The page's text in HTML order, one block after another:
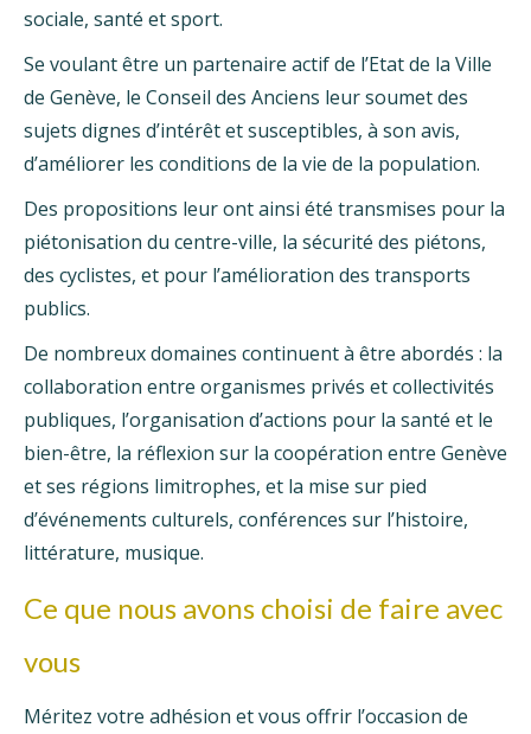
sociale, santé et sport.
Se voulant être un partenaire actif de l’Etat de la Ville
de Genève, le Conseil des Anciens leur soumet des
sujets dignes d’intérêt et susceptibles, à son avis,
d’améliorer les conditions de la vie de la population.
Des propositions leur ont ainsi été transmises pour la
piétonisation du centre-ville, la sécurité des piétons,
des cyclistes, et pour l’amélioration des transports
publics.
De nombreux domaines continuent à être abordés : la
collaboration entre organismes privés et collectivités
publiques, l’organisation d’actions pour la santé et le
bien-être, la réflexion sur la coopération entre Genève
et ses régions limitrophes, et la mise sur pied
d’événements culturels, conférences sur l’histoire,
littérature, musique.
Ce que nous avons choisi de faire avec
vous
Méritez votre adhésion et vous offrir l’occasion de